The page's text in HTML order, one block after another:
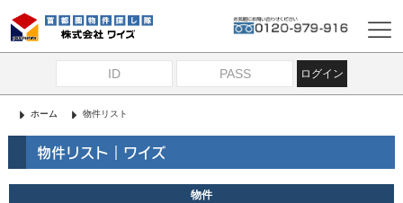
ログイン
ホーム 物件リスト
物件リスト｜ワイズ
物件